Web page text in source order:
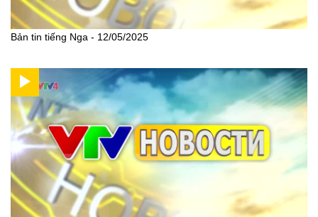
Bản tin tiếng Nga - 12/05/2025